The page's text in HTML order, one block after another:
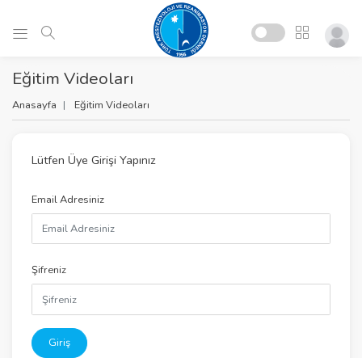
Eğitim Videoları
Anasayfa Eğitim Videoları
Lütfen Üye Girişi Yapınız
Email Adresiniz
Şifreniz
Giriş